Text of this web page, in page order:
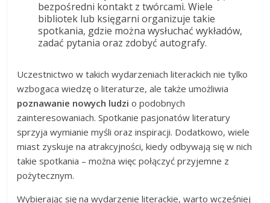
bezpośredni kontakt z twórcami. Wiele
bibliotek lub księgarni organizuje takie
spotkania, gdzie można wysłuchać wykładów,
zadać pytania oraz zdobyć autografy.
Uczestnictwo w takich wydarzeniach literackich nie tylko
wzbogaca wiedzę o literaturze, ale także umożliwia
poznawanie nowych ludzi o podobnych
zainteresowaniach. Spotkanie pasjonatów literatury
sprzyja wymianie myśli oraz inspiracji. Dodatkowo, wiele
miast zyskuje na atrakcyjności, kiedy odbywają się w nich
takie spotkania – można więc połączyć przyjemne z
pożytecznym.
Wybierając się na wydarzenie literackie, warto wcześniej